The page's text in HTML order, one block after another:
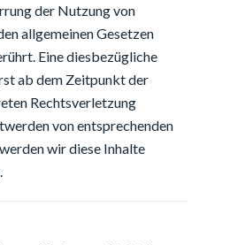
der Nutzung von
allgemeinen Gesetzen
Eine diesbezügliche
ab dem Zeitpunkt der
Rechtsverletzung
von entsprechenden
wir diese Inhalte